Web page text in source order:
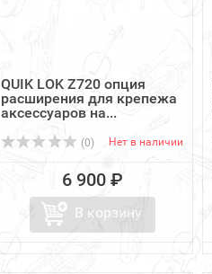
QUIK LOK Z720 опция
расширения для крепежа
аксессуаров на...
(0) Нет в наличии
6 900 ₽
В корзину